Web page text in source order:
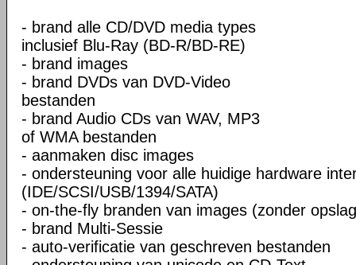
- brand alle CD/DVD media types
inclusief Blu-Ray (BD-R/BD-RE)
- brand images
- brand DVDs van DVD-Video
bestanden
- brand Audio CDs van WAV, MP3
of WMA bestanden
- aanmaken disc images
- ondersteuning voor alle huidige hardware
(IDE/SCSI/USB/1394/SATA)
- on-the-fly branden van images (zonder
- brand Multi-Sessie
- auto-verificatie van geschreven bestanden